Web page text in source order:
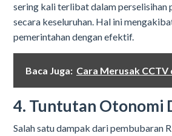
sering kali terlibat dalam
secara keseluruhan. Hal ini
pemerintahan dengan efektif.
Baca Juga: Cara Merusak CCTV
4. Tuntutan Otonomi
Salah satu dampak dari pembubaran